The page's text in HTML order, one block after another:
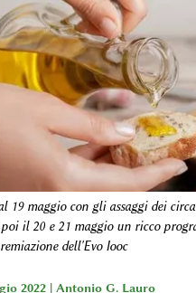
19 maggio con gli assaggi dei
il 20 e 21 maggio un ricco
dell'Evo Iooc
2022 | Antonio G. Lauro